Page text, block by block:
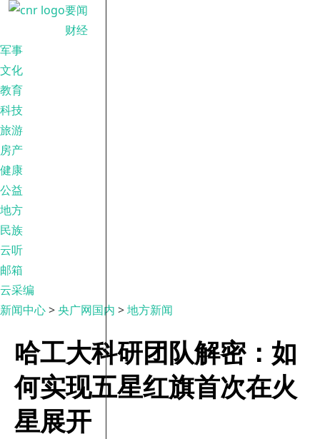
要闻
财经
军事
文化
教育
科技
旅游
房产
健康
公益
地方
民族
云听
邮箱
云采编
新闻中心>央广网国内 >地方新闻
哈工大科研团队解密：如
何实现五星红旗首次在火
星展开